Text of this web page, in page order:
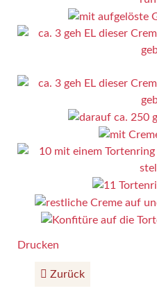
Drucken
Zurück